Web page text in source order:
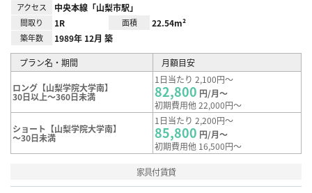
アクセス 中央本線「山梨市駅」
間取り 1R 面積 22.54m²
築年数 1989年 12月 築
プラン名・期間 月額目安
ロング【山梨学院大学南】
30日以上～360日未満
1日当たり 2,100円～
82,800 円/月～
初期費用他 22,000円～
ショート【山梨学院大学南】
～30日未満
1日当たり 2,200円～
85,800 円/月～
初期費用他 16,500円～
家具付賃貸